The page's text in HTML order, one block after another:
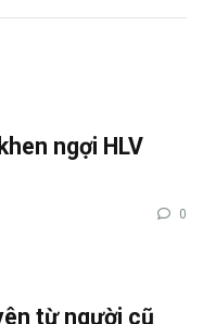
ngợi HLV
0
từ người cũ